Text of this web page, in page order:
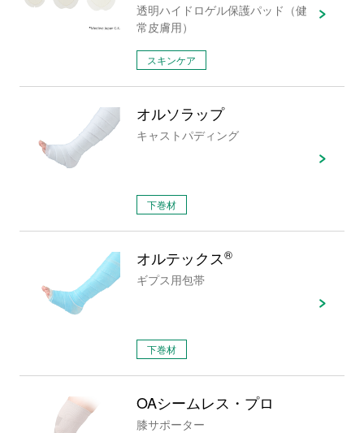
透明ハイドロゲル保護パッド（健
常皮膚用）
スキンケア
オルソラップ
キャストパディング
下巻材
オルテックス®
ギプス用包帯
下巻材
OAシームレス・プロ
膝サポーター